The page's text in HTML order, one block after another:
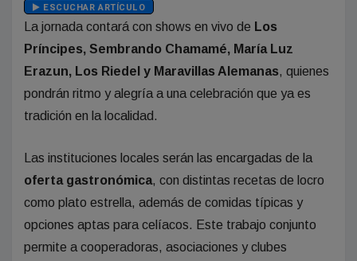
ESCUCHAR ARTÍCULO
La jornada contará con shows en vivo de Los
Príncipes, Sembrando Chamamé, María Luz
Erazun, Los Riedel y Maravillas Alemanas, quienes
pondrán ritmo y alegría a una celebración que ya es
tradición en la localidad.
Las instituciones locales serán las encargadas de la
oferta gastronómica, con distintas recetas de locro
como plato estrella, además de comidas típicas y
opciones aptas para celíacos. Este trabajo conjunto
permite a cooperadoras, asociaciones y clubes